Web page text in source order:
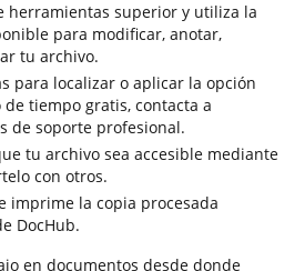
herramientas superior y utiliza la
para modificar, anotar,
tu archivo.
para localizar o aplicar la opción
tiempo gratis, contacta a
de soporte profesional.
tu archivo sea accesible mediante
con otros.
imprime la copia procesada
DocHub.
en documentos desde donde